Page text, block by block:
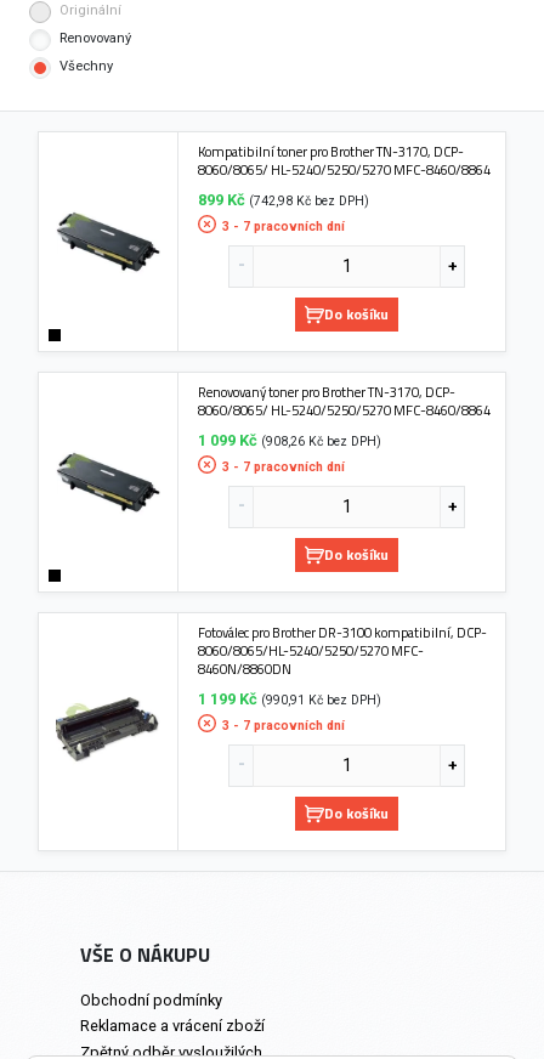
Originální
Renovovaný
Všechny
Kompatibilní toner pro Brother TN-3170, DCP-
8060/8065/ HL-5240/5250/5270 MFC-8460/8864
899 Kč (742,98 Kč bez DPH)
3 - 7 pracovních dní
Do košíku
Renovovaný toner pro Brother TN-3170, DCP-
8060/8065/ HL-5240/5250/5270 MFC-8460/8864
1 099 Kč (908,26 Kč bez DPH)
3 - 7 pracovních dní
Do košíku
Fotoválec pro Brother DR-3100 kompatibilní, DCP-
8060/8065/HL-5240/5250/5270 MFC-
8460N/8860DN
1 199 Kč (990,91 Kč bez DPH)
3 - 7 pracovních dní
Do košíku
VŠE O NÁKUPU
Obchodní podmínky
Reklamace a vrácení zboží
Zpětný odběr vysloužilých